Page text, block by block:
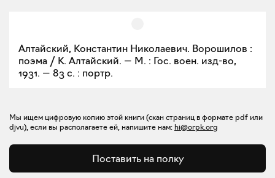
Алтайский, Константин Николаевич. Ворошилов :
поэма / К. Алтайский. — М. : Гос. воен. изд-во,
1931. — 83 с. : портр.
Мы ищем цифровую копию этой книги (скан страниц в формате pdf или
djvu), если вы располагаете ей, напишите нам: hi@orpk.org
Поставить на полку